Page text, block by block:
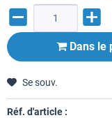
Dans le
Se souv.
Réf. d'article :